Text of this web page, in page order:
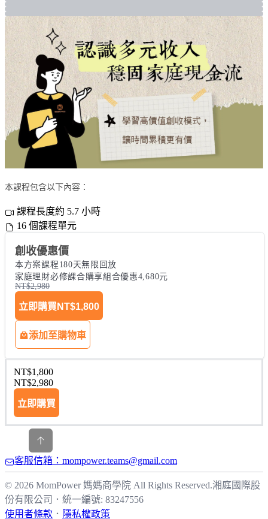
本課程包含以下內容：
課程長度約 5.7 小時
16 個課程單元
創收優惠價
本方案課程180天無限回放
家庭理財必修課合購享組合優惠4,680元
NT$2,980
立即購買 NT$1,800
添加至購物車
NT$1,800
NT$2,980
立即購買
客服信箱：mompower.teams@gmail.com
© 2026 MomPower 媽媽商學院 All Rights Reserved.湘庭國際股
份有限公司
． 統一編號: 83247556
使用者條款 ． 隱私權政策